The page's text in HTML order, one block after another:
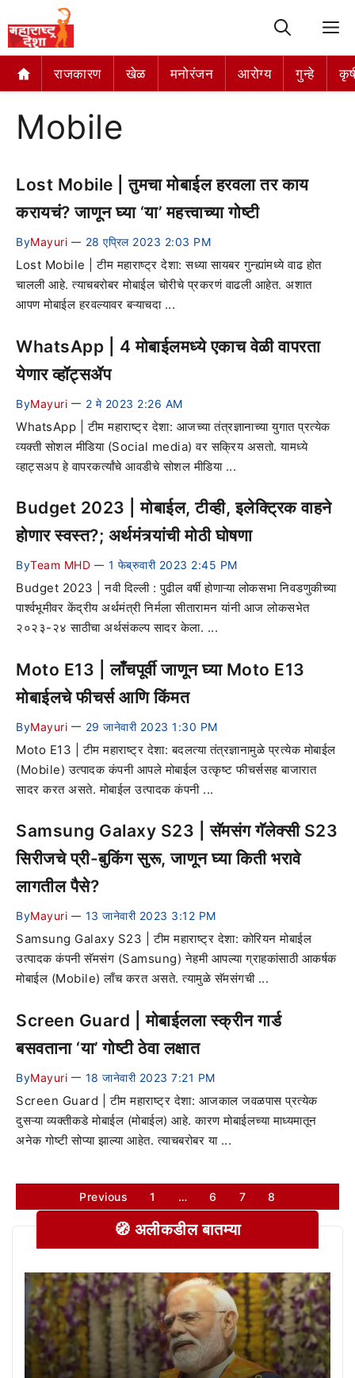
राजकारण खेळ मनोरंजन आरोग्य गुन्हे
Mobile
Lost Mobile | तुमचा मोबाईल हरवला तर काय
करायचं? जाणून घ्या ‘या’ महत्त्वाच्या गोष्टी
ByMayuri — 28 एप्रिल 2023 2:03 PM
Lost Mobile | टीम महाराष्ट्र देशा: सध्या सायबर गुन्ह्यांमध्ये वाढ होत
चालली आहे. त्याचबरोबर मोबाईल चोरीचे प्रकरणं वाढली आहेत. अशात
आपण मोबाईल हरवल्यावर बऱ्याचदा ...
WhatsApp | 4 मोबाईलमध्ये एकाच वेळी वापरता
येणार व्हॉट्सॲप
ByMayuri — 2 मे 2023 2:26 AM
WhatsApp | टीम महाराष्ट्र देशा: आजच्या तंत्रज्ञानाच्या युगात प्रत्येक
व्यक्ती सोशल मीडिया (Social media) वर सक्रिय असतो. यामध्ये
व्हाट्सअप हे वापरकर्त्यांचे आवडीचे सोशल मीडिया ...
Budget 2023 | मोबाईल, टीव्ही, इलेक्ट्रिक वाहने
होणार स्वस्त?; अर्थमंत्र्यांची मोठी घोषणा
ByTeam MHD — 1 फेब्रुवारी 2023 2:45 PM
Budget 2023 | नवी दिल्ली : पुढील वर्षी होणाऱ्या लोकसभा निवडणुकीच्या
पार्श्वभूमीवर केंद्रीय अर्थमंत्री निर्मला सीतारामन यांनी आज लोकसभेत
२०२३-२४ साठीचा अर्थसंकल्प सादर केला. ...
Moto E13 | लाँचपूर्वी जाणून घ्या Moto E13
मोबाईलचे फीचर्स आणि किंमत
ByMayuri — 29 जानेवारी 2023 1:30 PM
Moto E13 | टीम महाराष्ट्र देशा: बदलत्या तंत्रज्ञानामुळे प्रत्येक मोबाईल
(Mobile) उत्पादक कंपनी आपले मोबाईल उत्कृष्ट फीचर्ससह बाजारात
सादर करत असते. मोबाईल उत्पादक कंपनी ...
Samsung Galaxy S23 | सॅमसंग गॅलेक्सी S23
सिरीजचे प्री-बुकिंग सुरू, जाणून घ्या किती भरावे
लागतील पैसे?
ByMayuri — 13 जानेवारी 2023 3:12 PM
Samsung Galaxy S23 | टीम महाराष्ट्र देशा: कोरियन मोबाईल
उत्पादक कंपनी सॅमसंग (Samsung) नेहमी आपल्या ग्राहकांसाठी आकर्षक
मोबाईल (Mobile) लाँच करत असते. त्यामुळे सॅमसंगची ...
Screen Guard | मोबाईलला स्क्रीन गार्ड
बसवताना ‘या’ गोष्टी ठेवा लक्षात
ByMayuri — 18 जानेवारी 2023 7:21 PM
Screen Guard | टीम महाराष्ट्र देशा: आजकाल जवळपास प्रत्येक
दुसऱ्या व्यक्तीकडे मोबाईल (मोबाईल) आहे. कारण मोबाईलच्या माध्यमातून
अनेक गोष्टी सोप्या झाल्या आहेत. त्याचबरोबर या ...
Previous 1 … 6 7 8
🧭 अलीकडील बातम्या